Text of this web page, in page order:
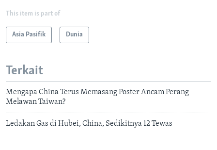
This item is part of
Asia Pasifik Dunia
Terkait
Mengapa China Terus Memasang Poster Ancam Perang
Melawan Taiwan?
Ledakan Gas di Hubei, China, Sedikitnya 12 Tewas